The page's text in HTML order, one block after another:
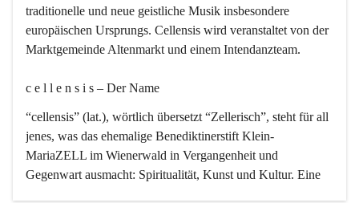
traditionelle und neue geistliche Musik insbesondere
europäischen Ursprungs. Cellensis wird veranstaltet von der
Marktgemeinde Altenmarkt und einem Intendanzteam.
c e l l e n s i s – Der Name
“cellensis” (lat.), wörtlich übersetzt “Zellerisch”, steht für all
jenes, was das ehemalige Benediktinerstift Klein-
MariaZELL im Wienerwald in Vergangenheit und
Gegenwart ausmacht: Spiritualität, Kunst und Kultur. Eine